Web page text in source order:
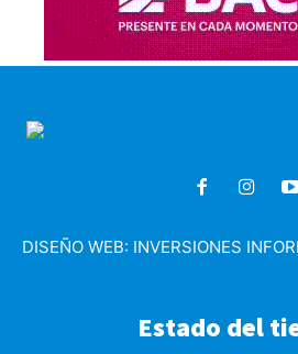
DISEÑO WEB: INVERSIONES
Estado del